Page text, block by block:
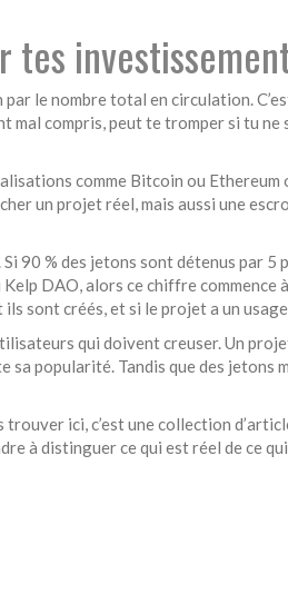
par le nombre total en circulation.
mal compris, peut te tromper si tu ne
comme Bitcoin ou Ethereum
un projet réel, mais aussi une
90 % des jetons sont détenus par 5
Kelp DAO, alors ce chiffre commence
sont créés, et si le projet a un
qui doivent creuser. Un
popularité. Tandis que des jetons
ici, c’est une collection
à distinguer ce qui est réel de ce